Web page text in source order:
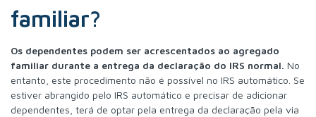
familiar?
Os dependentes podem ser acrescentados ao agregado
familiar durante a entrega da declaração do IRS normal. No
entanto, este procedimento não é possível no IRS automático. Se
estiver abrangido pelo IRS automático e precisar de adicionar
dependentes, terá de optar pela entrega da declaração pela via